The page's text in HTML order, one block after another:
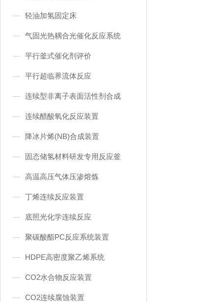
轻油加氢固定床
气固光热耦合光催化反应系统
平行釜式催化剂评价
平行超临界流体反应
连续型非离子表面活性剂合成
连续醋酸氧化反应装置
降冰片烯(NB)合成装置
固态储氢材料研发专用反应釜
高温高压气体压渗熔炼
丁烯连续反应装置
底照光化学连续反应
聚碳酸酯PC反应系统装置
HDPE高密度聚乙烯系统
CO2水合物反应装置
CO2连续腐蚀装置